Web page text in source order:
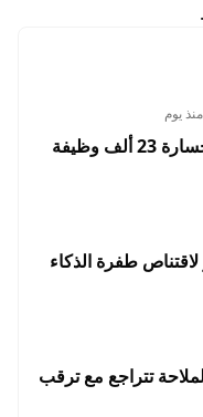
منذ يوم
الوظائف الأمريكية تفاجئ الأسواق بخسارة 23 ألف وظيفة
مليار دولار لاقتناص طفرة الذكاء
تتراجع مع ترقب